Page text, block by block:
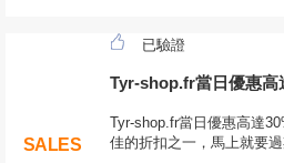
SALES
已驗證
Tyr-shop.fr當日優惠高
Tyr-shop.fr當日優惠高達
佳的折扣之一，馬上就要